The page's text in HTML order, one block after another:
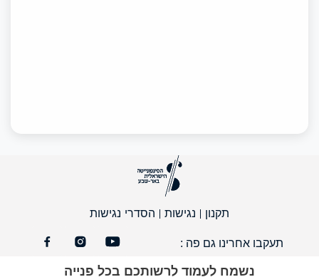
תקנון נגישות הסדרי נגישות
תעקבו אחרינו גם פה :
נשמח לעמוד לרשותכם בכל פנייה